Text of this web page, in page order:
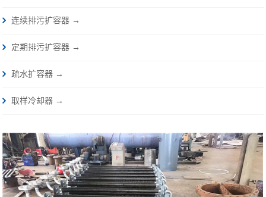
连续排污扩容器 →
定期排污扩容器 →
疏水扩容器 →
取样冷却器 →